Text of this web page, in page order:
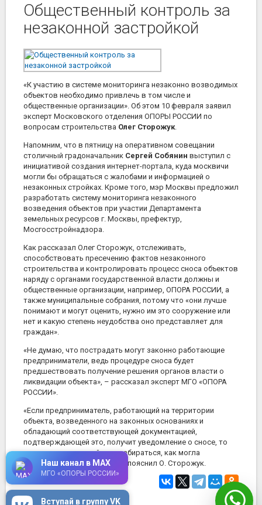
Общественный контроль за
незаконной застройкой
«К участию в системе мониторинга незаконно возводимых
объектов необходимо привлечь в том числе и
общественные организации». Об этом 10 февраля заявил
эксперт Московского отделения ОПОРЫ РОССИИ по
вопросам строительства Олег Сторожук.
Напомним, что в пятницу на оперативном совещании
столичный градоначальник Сергей Собянин выступил с
инициативой создания интернет-портала, куда москвичи
могли бы обращаться с жалобами и информацией о
незаконных стройках. Кроме того, мэр Москвы предложил
разработать систему мониторинга незаконного
возведения объектов при участии Департамента
земельных ресурсов г. Москвы, префектур,
Мосгосстройнадзора.
Как рассказал Олег Сторожук, отслеживать,
способствовать пресечению фактов незаконного
строительства и контролировать процесс сноса объектов
наряду с органами государственной власти должны и
общественные организации, например, ОПОРА РОССИИ, а
также муниципальные собрания, потому что «они лучше
понимают и могут оценить, нужно им это сооружение или
нет и какую степень неудобства оно представляет для
граждан».
«Не думаю, что пострадать могут законно работающие
предприниматели, ведь процедуре сноса будет
предшествовать получение решения органов власти о
ликвидации объекта», – рассказал эксперт МГО «ОПОРА
РОССИИ».
«Если предприниматель, работающий на территории
объекта, возведенного на законных основаниях и
обладающий соответствующей документацией,
подтверждающей это, получит уведомление о сносе, то
он, скорее всего, пойдет разбираться, как могла
произойти такая ошибка», – пояснил О. Сторожук.
Вступай в группу VK
Наш канал в MAX
МГО «ОПОРЫ РОССИИ»